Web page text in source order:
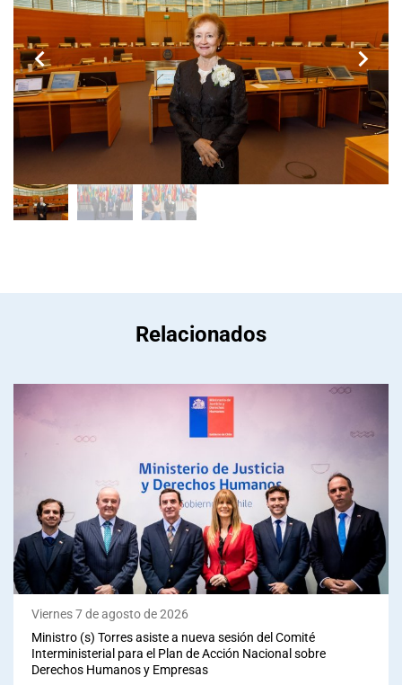
Relacionados
Viernes 7 de agosto de 2026
Ministro (s) Torres asiste a nueva sesión del Comité
Interministerial para el Plan de Acción Nacional sobre
Derechos Humanos y Empresas